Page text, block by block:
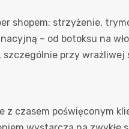
shopem: strzyżenie,
– od botoksu na
przy wrażliwej
z czasem poświęconym